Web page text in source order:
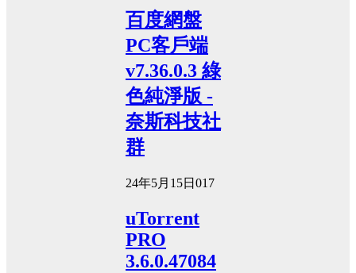
百度網盤
PC客戶端
v7.36.0.3 綠
色純淨版 -
奈斯科技社
群
24年5月15日 017
uTorrent
PRO
3.6.0.47084